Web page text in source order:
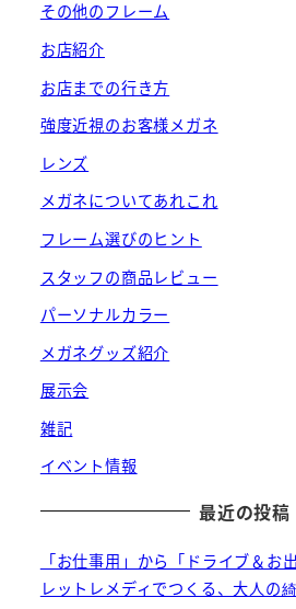
その他のフレーム
お店紹介
お店までの行き方
強度近視のお客様メガネ
レンズ
メガネについてあれこれ
フレーム選びのヒント
スタッフの商品レビュー
パーソナルカラー
メガネグッズ紹介
展示会
雑記
イベント情報
最近の投稿
「お仕事用」から「ドライブ＆
レットレメディでつくる、大人の